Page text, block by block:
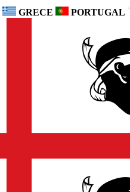
GRECE PORTUGAL